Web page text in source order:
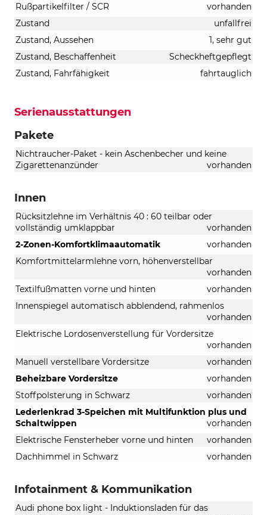
Rußpartikelfilter / SCR
vorhanden
Zustand
unfallfrei
Zustand, Aussehen
1, sehr gut
Zustand, Beschaffenheit
Scheckheftgepflegt
Zustand, Fahrfähigkeit
fahrtauglich
Serienausstattungen
Pakete
Nichtraucher-Paket - kein Aschenbecher und keine
Zigarettenanzünder
vorhanden
Innen
Rücksitzlehne im Verhältnis 40 : 60 teilbar oder
vollständig umklappbar
vorhanden
2-Zonen-Komfortklimaautomatik
vorhanden
Komfortmittelarmlehne vorn, höhenverstellbar
vorhanden
Textilfußmatten vorne und hinten
vorhanden
Innenspiegel automatisch abblendend, rahmenlos
vorhanden
Elektrische Lordosenverstellung für Vordersitze
vorhanden
Manuell verstellbare Vordersitze
vorhanden
Beheizbare Vordersitze
vorhanden
Stoffpolsterung in Schwarz
vorhanden
Lederlenkrad 3-Speichen mit Multifunktion plus und
Schaltwippen
vorhanden
Elektrische Fensterheber vorne und hinten
vorhanden
Dachhimmel in Schwarz
vorhanden
Infotainment & Kommunikation
Audi phone box light - Induktionsladen für das